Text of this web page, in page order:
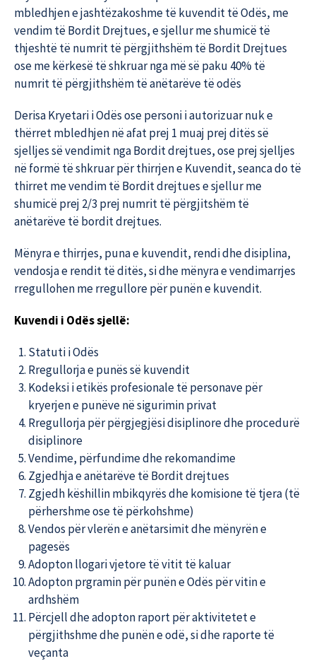
mbledhjen e jashtëzakoshme të kuvendit të Odës, me
vendim të Bordit Drejtues, e sjellur me shumicë të
thjeshtë të numrit të përgjithshëm të Bordit Drejtues
ose me kërkesë të shkruar nga më së paku 40% të
numrit të përgjithshëm të anëtarëve të odës
Derisa Kryetari i Odës ose personi i autorizuar nuk e
thërret mbledhjen në afat prej 1 muaj prej ditës së
sjelljes së vendimit nga Bordit drejtues, ose prej sjelljes
në formë të shkruar për thirrjen e Kuvendit, seanca do të
thirret me vendim të Bordit drejtues e sjellur me
shumicë prej 2/3 prej numrit të përgjitshëm të
anëtarëve të bordit drejtues.
Mënyra e thirrjes, puna e kuvendit, rendi dhe disiplina,
vendosja e rendit të ditës, si dhe mënyra e vendimarrjes
rregullohen me rregullore për punën e kuvendit.
Kuvendi i Odës sjellë:
Statuti i Odës
Rregullorja e punës së kuvendit
Kodeksi i etikës profesionale të personave për
kryerjen e punëve në sigurimin privat
Rregullorja për përgjegjësi disiplinore dhe procedurë
disiplinore
Vendime, përfundime dhe rekomandime
Zgjedhja e anëtarëve të Bordit drejtues
Zgjedh këshillin mbikqyrës dhe komisione të tjera (të
përhershme ose të përkohshme)
Vendos për vlerën e anëtarsimit dhe mënyrën e
pagesës
Adopton llogari vjetore të vitit të kaluar
Adopton prgramin për punën e Odës për vitin e
ardhshëm
Përcjell dhe adopton raport për aktivitetet e
përgjithshme dhe punën e odë, si dhe raporte të
veçanta